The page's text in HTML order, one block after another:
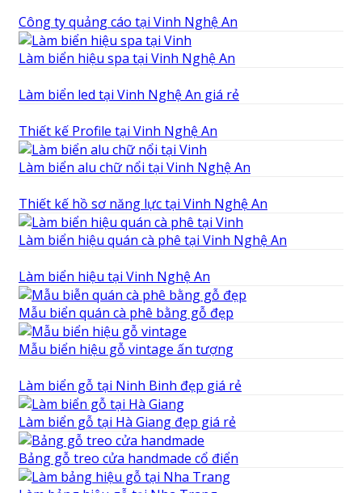
Công ty quảng cáo tại Vinh Nghệ An
Làm biển hiệu spa tại Vinh Nghệ An
Làm biển led tại Vinh Nghệ An giá rẻ
Thiết kế Profile tại Vinh Nghệ An
Làm biển alu chữ nổi tại Vinh Nghệ An
Thiết kế hồ sơ năng lực tại Vinh Nghệ An
Làm biển hiệu quán cà phê tại Vinh Nghệ An
Làm biển hiệu tại Vinh Nghệ An
Mẫu biển quán cà phê bằng gỗ đẹp
Mẫu biển hiệu gỗ vintage ấn tượng
Làm biển gỗ tại Ninh Binh đẹp giá rẻ
Làm biển gỗ tại Hà Giang đẹp giá rẻ
Bảng gỗ treo cửa handmade cổ điển